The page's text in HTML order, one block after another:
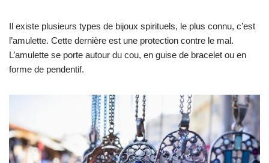
Il existe plusieurs types de bijoux spirituels, le plus connu, c’est
l’amulette. Cette dernière est une protection contre le mal.
L’amulette se porte autour du cou, en guise de bracelet ou en
forme de pendentif.